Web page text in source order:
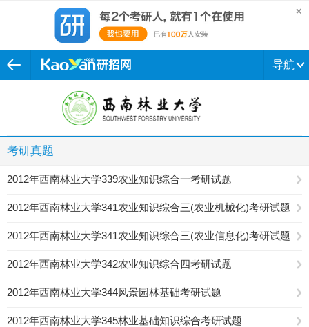
导航
考研真题
2012年西南林业大学339农业知识综合一考研试题
2012年西南林业大学341农业知识综合三(农业机械化)考研试题
2012年西南林业大学341农业知识综合三(农业信息化)考研试题
2012年西南林业大学342农业知识综合四考研试题
2012年西南林业大学344风景园林基础考研试题
2012年西南林业大学345林业基础知识综合考研试题